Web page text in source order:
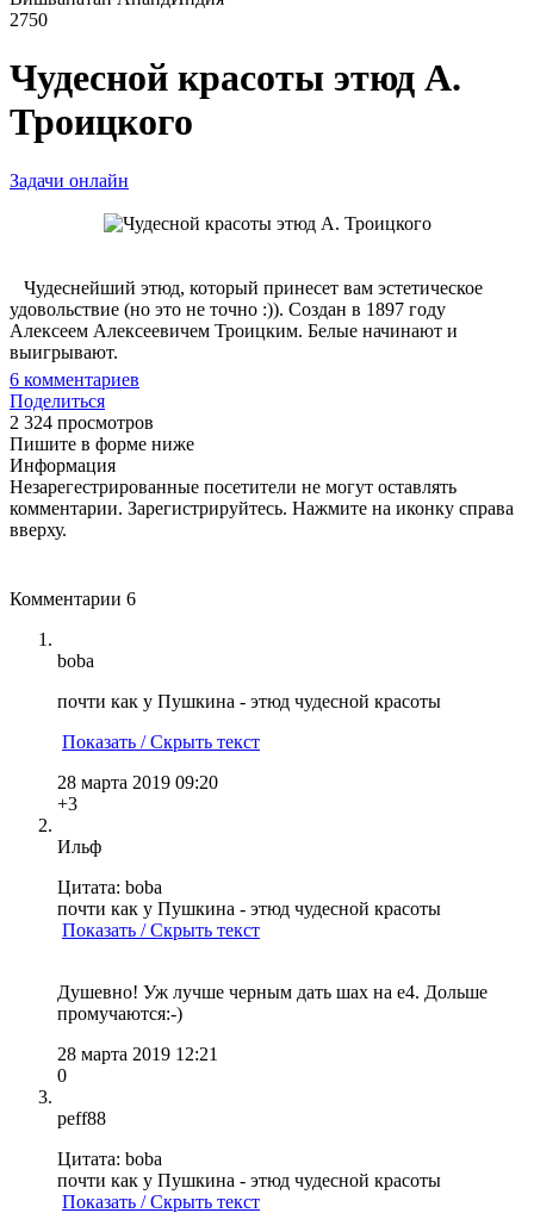
2750
Чудесной красоты этюд А.
Троицкого
Задачи онлайн
Чудеснейший этюд, который принесет вам эстетическое
удовольствие (но это не точно :)). Создан в 1897 году
Алексеем Алексеевичем Троицким. Белые начинают и
выигрывают.
6 комментариев
Поделиться
2 324 просмотров
Пишите в форме ниже
Информация
Незарегестрированные посетители не могут оставлять
комментарии. Зарегистрируйтесь. Нажмите на иконку справа
вверху.
Комментарии 6
boba
почти как у Пушкина - этюд чудесной красоты
Показать / Скрыть текст
28 марта 2019 09:20
+3
Ильф
Цитата: boba
почти как у Пушкина - этюд чудесной красоты
Показать / Скрыть текст
Душевно! Уж лучше черным дать шах на е4. Дольше
промучаются:-)
28 марта 2019 12:21
0
peff88
Цитата: boba
почти как у Пушкина - этюд чудесной красоты
Показать / Скрыть текст